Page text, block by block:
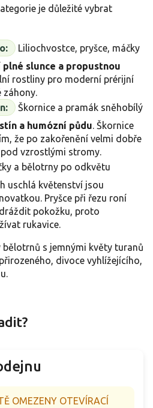
je důležité vybrat
Liliochvostce, pryšce, máčky
plné slunce a propustnou
rostliny pro moderní prérijní
záhony.
Škornice a pramák sněhobílý
a humózní půdu. Škornice
že po zakořenění velmi dobře
vzrostlými stromy.
a bělotrny po odkvětu
uschlá květenství jsou
Pryšce při řezu roní
pokožku, proto
rukavice.
s jemnými květy turanů
divoce vyhlížejícího,
OMEZENY OTEVÍRACÍ